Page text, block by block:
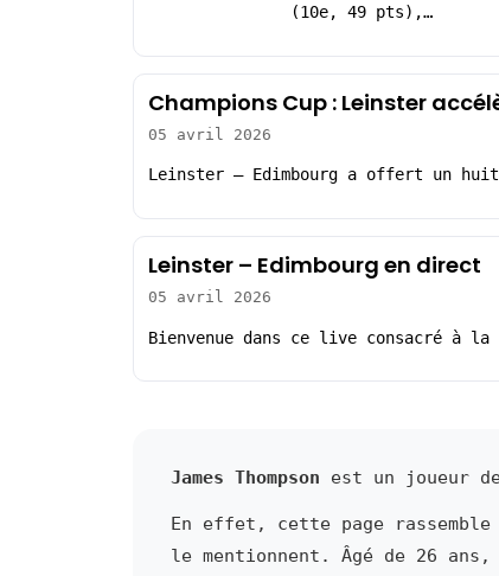
(10e, 49 pts),…
Champions Cup : Leinster
05 avril 2026
Leinster – Edimbourg a offert un
Leinster – Edimbourg en direct
05 avril 2026
Bienvenue dans ce live consacré à
James Thompson est un joueur
En effet, cette page
le mentionnent. Âgé de 26